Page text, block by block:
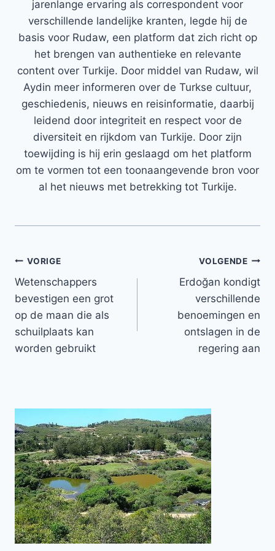
jarenlange ervaring als correspondent voor
verschillende landelijke kranten, legde hij de
basis voor Rudaw, een platform dat zich richt op
het brengen van authentieke en relevante
content over Turkije. Door middel van Rudaw, wil
Aydin meer informeren over de Turkse cultuur,
geschiedenis, nieuws en reisinformatie, daarbij
leidend door integriteit en respect voor de
diversiteit en rijkdom van Turkije. Door zijn
toewijding is hij erin geslaagd om het platform
om te vormen tot een toonaangevende bron voor
al het nieuws met betrekking tot Turkije.
Bericht
navigatie
VORIGE
Wetenschappers
bevestigen een grot
op de maan die als
schuilplaats kan
worden gebruikt
VOLGENDE
Erdoğan kondigt
verschillende
benoemingen en
ontslagen in de
regering aan